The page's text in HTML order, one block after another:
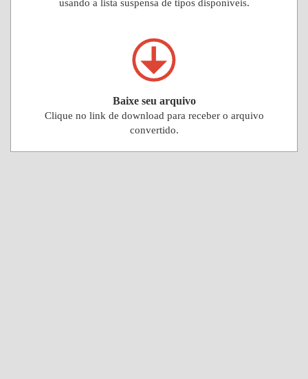
usando a lista suspensa de tipos disponíveis.
Baixe seu arquivo
Clique no link de download para receber o arquivo
convertido.